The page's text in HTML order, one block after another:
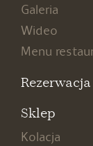
Galeria
Wideo
Menu
Rezerwacja
Sklep
Kolacja